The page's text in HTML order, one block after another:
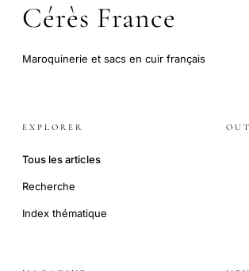
Cérès France
Maroquinerie et sacs en cuir français
EXPLORER
Tous les articles
Recherche
Index thématique